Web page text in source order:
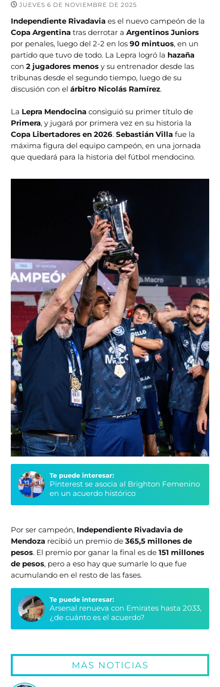
JUEVES 6 DE NOVIEMBRE DE 2025
Independiente Rivadavia es el nuevo campeón de la
Copa Argentina tras derrotar aArgentinos Juniors
por penales, luego del 2-2 en los90 mintuos, en un
partido que tuvo de todo. La Lepra logró la hazaña
con2 jugadores menos y su entrenador desde las
tribunas desde el segundo tiempo, luego de su
discusión con elárbitro Nicolás Ramírez.
La Lepra Mendocina consiguió su primer título de
Primera, y jugará por primera vez en su historia la
Copa Libertadores en 2026.Sebastián Villafue la
máxima figura del equipo campeón, en una jornada
que quedará para la historia del fútbol mendocino.
Te puede interesar:
Pinterest se asocia al Brighton Femenino
en un acuerdo histórico
Por ser campeón, Independiente Rivadavia de
Mendoza recibió un premio de365,5 millones de
pesos. El premio por ganar la final es de151 millones
de pesos, pero a eso hay que sumarle lo que fue
acumulando en el resto de las fases.
Te puede interesar:
Arsenal renueva con Emirates hasta 2033,
¿de cuánto es el acuerdo?
MÁS NOTICIAS